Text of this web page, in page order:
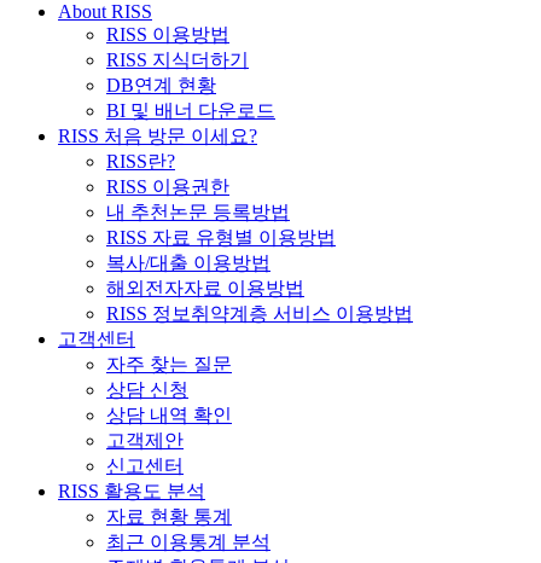
About RISS
RISS 이용방법
RISS 지식더하기
DB연계 현황
BI 및 배너 다운로드
RISS 처음 방문 이세요?
RISS란?
RISS 이용권한
내 추천논문 등록방법
RISS 자료 유형별 이용방법
복사/대출 이용방법
해외전자자료 이용방법
RISS 정보취약계층 서비스 이용방법
고객센터
자주 찾는 질문
상담 신청
상담 내역 확인
고객제안
신고센터
RISS 활용도 분석
자료 현황 통계
최근 이용통계 분석